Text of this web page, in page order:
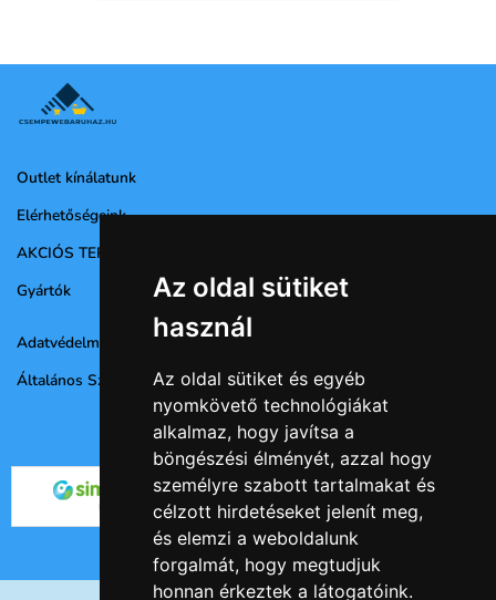
Az oldal sütiket
használ
Az oldal sütiket és egyéb
nyomkövető technológiákat
alkalmaz, hogy javítsa a
böngészési élményét, azzal hogy
személyre szabott tartalmakat és
célzott hirdetéseket jelenít meg,
és elemzi a weboldalunk
forgalmát, hogy megtudjuk
honnan érkeztek a látogatóink.
Outlet kínálatunk
Elérhetőségeink
AKCIÓS TERMÉKEK
Gyártók
Adatvédelmi nyilatkozat
Általános Szerződési Feltételek